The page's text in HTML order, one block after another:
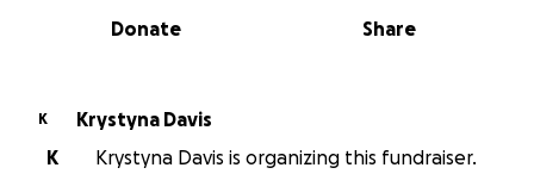
0% complete
Share
Donate
K
Krystyna Davis
K
Krystyna Davis is organizing this fundraiser.